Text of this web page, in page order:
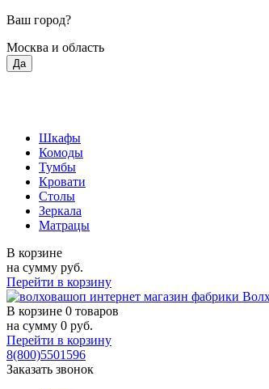
Ваш город?
Москва и область
Да
Шкафы
Комоды
Тумбы
Кровати
Столы
Зеркала
Матрацы
В корзине
на сумму руб.
Перейти в корзину
В корзине 0 товаров
на сумму 0 руб.
Перейти в корзину
8(800)5501596
Заказать звонок